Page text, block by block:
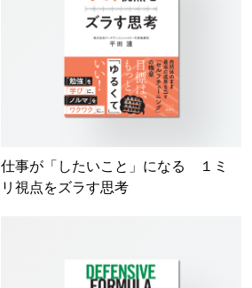
仕事が「したいこと」になる １ミ
リ視点をズラす思考